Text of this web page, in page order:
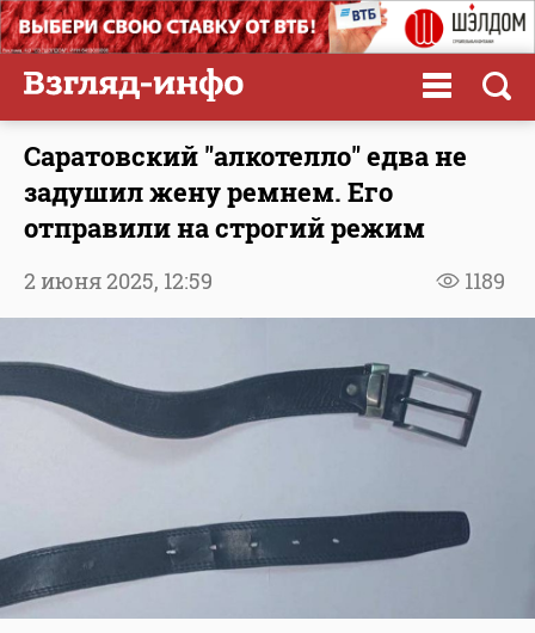
Саратовский "алкотелло" едва не
задушил жену ремнем. Его
отправили на строгий режим
1189
2 июня 2025, 12:59